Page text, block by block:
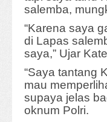
salemba,
“Karena saya
di Lapas
saya,” Ujar
“Saya tantang
mau
supaya jelas
oknum Polri.